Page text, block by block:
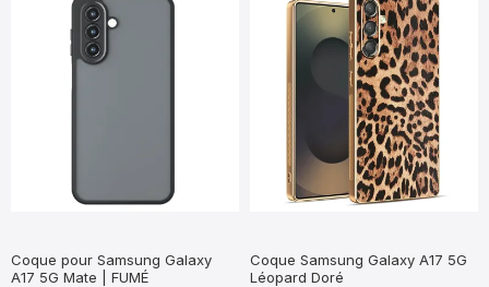
Coque pour Samsung Galaxy
A17 5G Mate | FUMÉ
Coque Samsung Galaxy A17 5G
Léopard Doré